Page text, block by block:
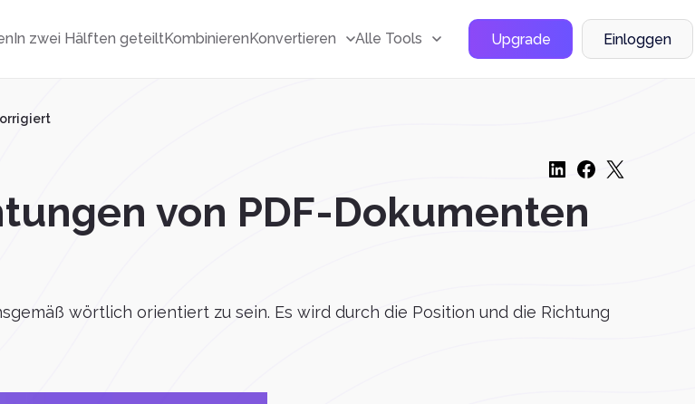
In zwei Hälften geteiltKombinierenKonvertieren Alle Tools Upgrade Einloggen
von PDF-Dokumenten
wörtlich orientiert zu sein. Es wird durch die Position und die Richtung